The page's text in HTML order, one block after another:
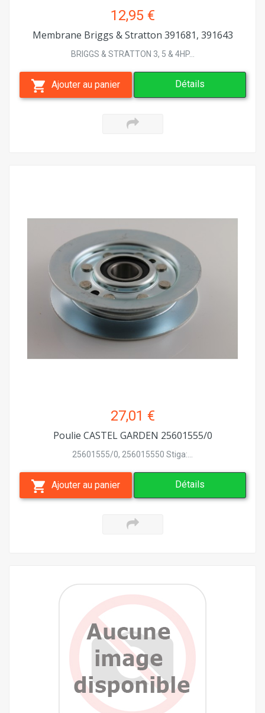
12,95 €
Membrane Briggs & Stratton 391681, 391643
BRIGGS & STRATTON 3, 5 & 4HP...
Ajouter au panier Détails
27,01 €
Poulie CASTEL GARDEN 25601555/0
25601555/0, 256015550 Stiga:...
Ajouter au panier Détails